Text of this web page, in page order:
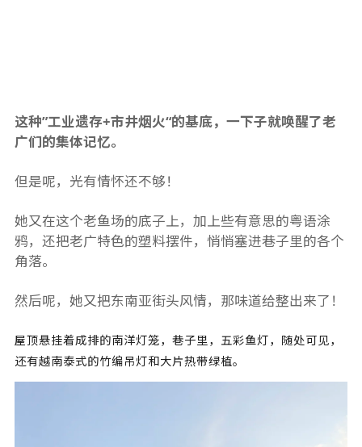
这种”工业遗存+市井烟火“的基底，一下子就唤醒了老
广们的集体记忆。
但是呢，光有情怀还不够！
她又在这个老鱼场的底子上，加上些有意思的粤语涂
鸦，还把老广特色的塑料摆件，悄悄塞进巷子里的各个
角落。
然后呢，她又把东南亚街头风情，那味道给整出来了！
屋顶悬挂着成排的南洋灯笼，巷子里，五彩鱼灯，随处可见，
还有越南泰式的竹编吊灯和大片热带绿植。